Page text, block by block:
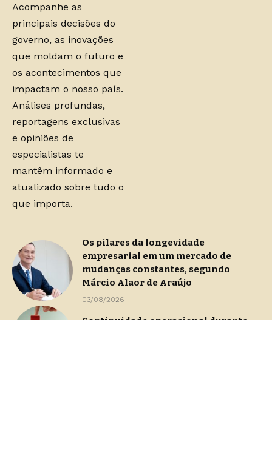
Acompanhe as
principais decisões do
governo, as inovações
que moldam o futuro e
os acontecimentos que
impactam o nosso país.
Análises profundas,
reportagens exclusivas
e opiniões de
especialistas te
mantêm informado e
atualizado sobre tudo o
que importa.
Os pilares da longevidade
empresarial em um mercado de
mudanças constantes, segundo
Márcio Alaor de Araújo
03/08/2026
Continuidade operacional durante